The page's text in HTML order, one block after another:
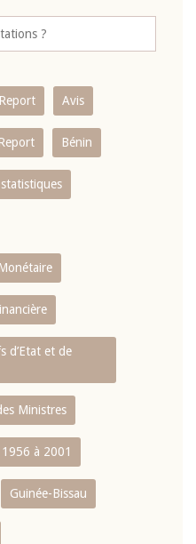
Avis
Bénin
d’Etat et de
Ministres
1956 à 2001
Guinée-Bissau